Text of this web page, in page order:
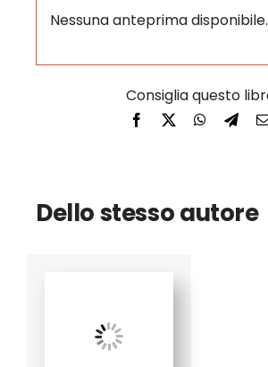
Nessuna anteprima disponibile.
Dello stesso autore